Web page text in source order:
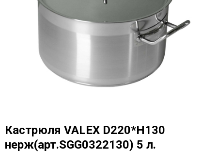
Кастрюля VALEX D220*H130
нерж(арт.SGG0322130) 5 л.